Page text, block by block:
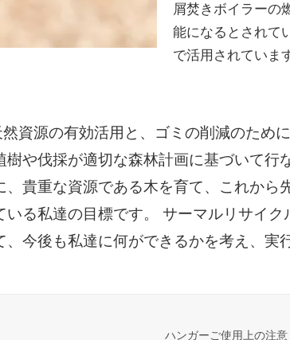
屑焚きボイラーの
能になるとされて
で活用されていま
資源の有効活用と、ゴミの削減のため
や伐採が適切な森林計画に基づいて
貴重な資源である木を育て、これか
る私達の目標です。 サーマルリサイ
今後も私達に何ができるかを考え、実
ハンガーご使用上の注意